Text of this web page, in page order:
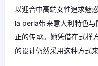
以迎合中高端女性追求魅
la perla带来意大利特色
正的传承。她凭借在式样
的设计仍然采用这种方式